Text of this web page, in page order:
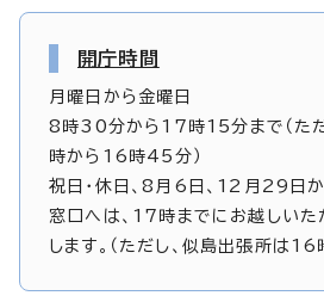
開庁時間
月曜日から金曜日
8時30分から17時15分まで（た
時から16時45分）
祝日・休日、8月6日、12月29日
窓口へは、17時までにお越しいた
します。（ただし、似島出張所は